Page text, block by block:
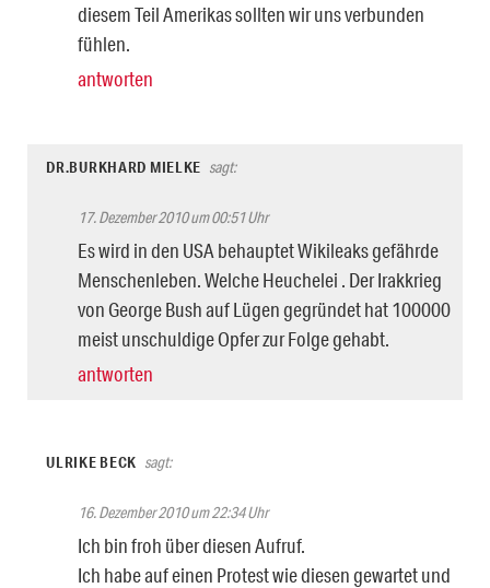
diesem Teil Amerikas sollten wir uns verbunden
fühlen.
antworten
DR.BURKHARD MIELKE sagt:
17. Dezember 2010 um 00:51 Uhr
Es wird in den USA behauptet Wikileaks gefährde
Menschenleben. Welche Heuchelei . Der Irakkrieg
von George Bush auf Lügen gegründet hat 100000
meist unschuldige Opfer zur Folge gehabt.
antworten
ULRIKE BECK sagt:
16. Dezember 2010 um 22:34 Uhr
Ich bin froh über diesen Aufruf.
Ich habe auf einen Protest wie diesen gewartet und